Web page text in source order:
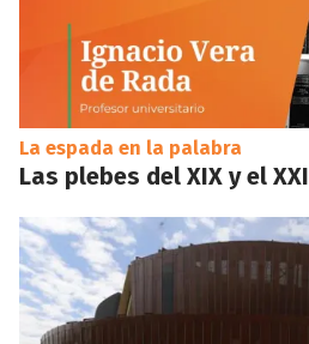
La espada en la palabra
Las plebes del XIX y el XXI